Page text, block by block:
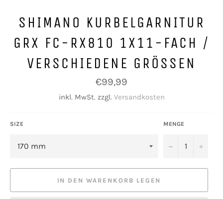
SHIMANO KURBELGARNITUR
GRX FC-RX810 1X11-FACH /
VERSCHIEDENE GRÖSSEN
Normaler
Preis
€99,99
inkl. MwSt. zzgl. Versandkosten
SIZE MENGE
− +
IN DEN WARENKORB LEGEN